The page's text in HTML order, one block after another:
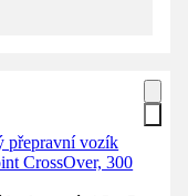
přepravní vozík
CrossOver, 300